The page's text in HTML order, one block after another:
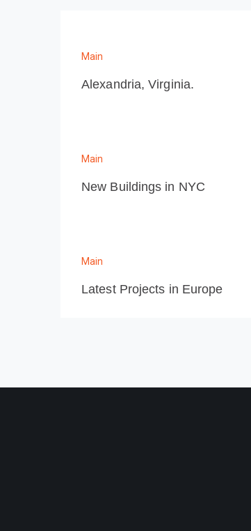
Main
Alexandria, Virginia.
Main
New Buildings in NYC
Main
Latest Projects in Europe